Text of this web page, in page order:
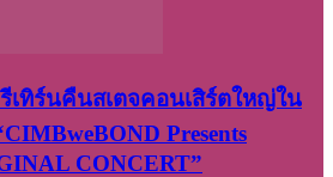
เทิร์นคืนสเตจคอนเสิร์ตใหญ่ใน
Presents
CONCERT”